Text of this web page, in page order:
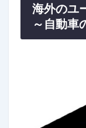
海外のユ
～自動車